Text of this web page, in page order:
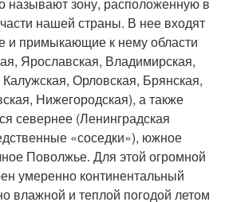
нашей страны. В нее входят
и примыкающие к нему области
Ярославская, Владимирская,
Калужская, Орловская, Брянская,
Нижегородская), а также
севернее (Ленинградская
«соседки»), южное
Поволжье. Для этой огромной
умеренно континентальный
влажной и теплой погодой летом